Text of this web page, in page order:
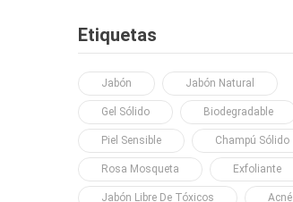
Etiquetas
Jabón Jabón Natural
Gel Sólido Biodegradable
Piel Sensible Champú Sólido
Rosa Mosqueta Exfoliante
Jabón Libre De Tóxicos Acné